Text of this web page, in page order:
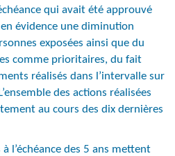
qui avait été approuvé
évidence une diminution
exposées ainsi que du
comme prioritaires, du fait
réalisés dans l’intervalle sur
des actions réalisées
au cours des dix dernières
l’échéance des 5 ans mettent